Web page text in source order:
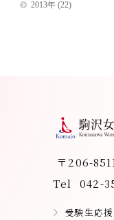
2013年(22)
〒206-
Tel
042-
受験生応